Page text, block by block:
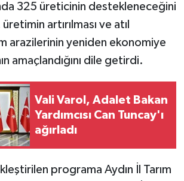
325 üreticinin destekleneceğini
artırılması ve atıl
arazilerinin yeniden ekonomiye
amaçlandığını dile getirdi.
Vali Varol, Adalet Bakan
Yardımcısı Can Tuncay'ı
ağırladı
programa Aydın İl Tarım